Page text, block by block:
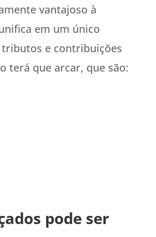
vantajoso à
em um único
e contribuições
terá que arcar, que são:
pode ser